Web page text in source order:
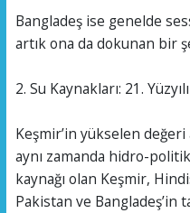
Bangladeş ise genelde
artık ona da dokunan bir
2. Su Kaynakları: 21.
Keşmir’in yükselen
aynı zamanda hidro-
kaynağı olan Keşmir,
Pakistan ve Bangladeş’in